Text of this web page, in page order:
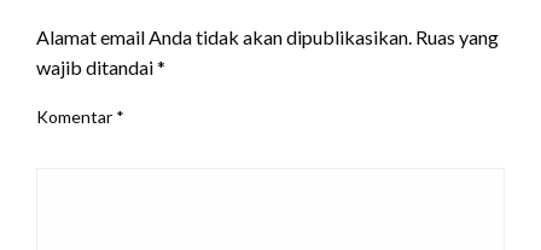
Alamat email Anda tidak akan dipublikasikan. Ruas yang
wajib ditandai*
Komentar *